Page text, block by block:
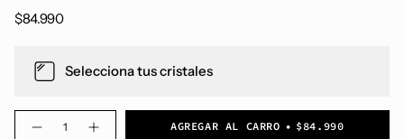
$84.990
Selecciona tus cristales
AGREGAR AL CARRO $84.990